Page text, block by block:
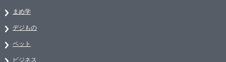
まめ学
デジもの
ペット
ビジネス